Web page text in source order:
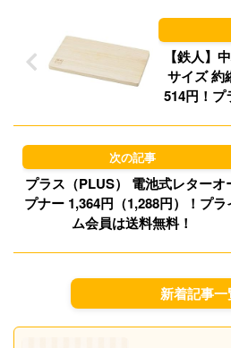
【鉄人】
サイズ 約
514円！プ
プラス（PLUS） 電池式レターオ
プナー 1,364円（1,288円）！プラ
ム会員は送料無料！
新着記事一